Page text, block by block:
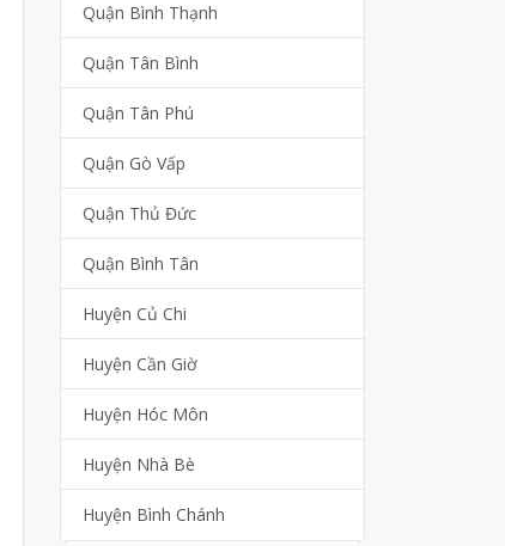
Quận Bình Thạnh
Quận Tân Bình
Quận Tân Phú
Quận Gò Vấp
Quận Thủ Đức
Quận Bình Tân
Huyện Củ Chi
Huyện Cần Giờ
Huyện Hóc Môn
Huyện Nhà Bè
Huyện Bình Chánh